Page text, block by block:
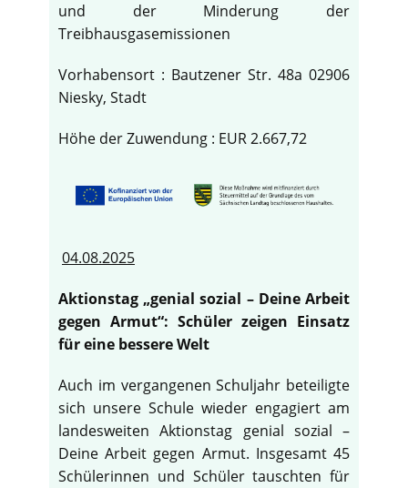
und der Minderung der
Treibhausgasemissionen
Vorhabensort : Bautzener Str. 48a 02906
Niesky, Stadt
Höhe der Zuwendung : EUR 2.667,72
04.08.2025
Aktionstag „genial sozial – Deine Arbeit
gegen Armut“: Schüler zeigen Einsatz
für eine bessere Welt
Auch im vergangenen Schuljahr beteiligte
sich unsere Schule wieder engagiert am
landesweiten Aktionstag genial sozial –
Deine Arbeit gegen Armut. Insgesamt 45
Schülerinnen und Schüler tauschten für